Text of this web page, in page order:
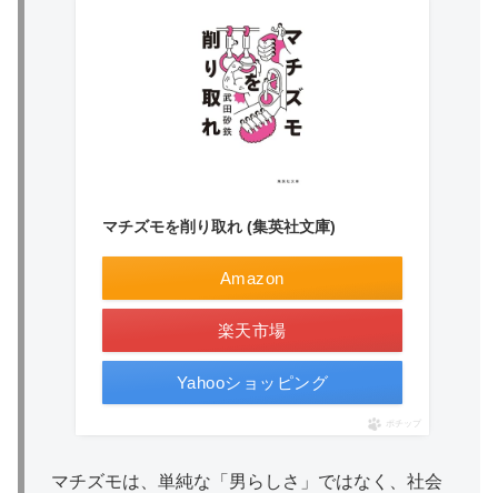
マチズモを削り取れ (集英社文庫)
Amazon
楽天市場
Yahooショッピング
ポチップ
マチズモは、単純な「男らしさ」ではなく、社会